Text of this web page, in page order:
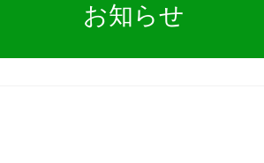
お知らせ